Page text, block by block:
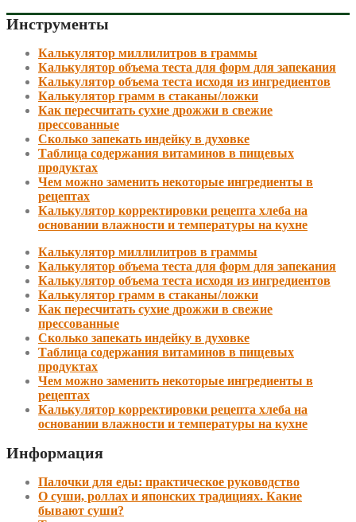
Инструменты
Калькулятор миллилитров в граммы
Калькулятор объема теста для форм для запекания
Калькулятор объема теста исходя из ингредиентов
Калькулятор грамм в стаканы/ложки
Как пересчитать сухие дрожжи в свежие
прессованные
Сколько запекать индейку в духовке
Таблица содержания витаминов в пищевых
продуктах
Чем можно заменить некоторые ингредиенты в
рецептах
Калькулятор корректировки рецепта хлеба на
основании влажности и температуры на кухне
Калькулятор миллилитров в граммы
Калькулятор объема теста для форм для запекания
Калькулятор объема теста исходя из ингредиентов
Калькулятор грамм в стаканы/ложки
Как пересчитать сухие дрожжи в свежие
прессованные
Сколько запекать индейку в духовке
Таблица содержания витаминов в пищевых
продуктах
Чем можно заменить некоторые ингредиенты в
рецептах
Калькулятор корректировки рецепта хлеба на
основании влажности и температуры на кухне
Информация
Палочки для еды: практическое руководство
О суши, роллах и японских традициях. Какие
бывают суши?